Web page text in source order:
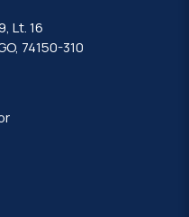
Lt. 16
74150-310